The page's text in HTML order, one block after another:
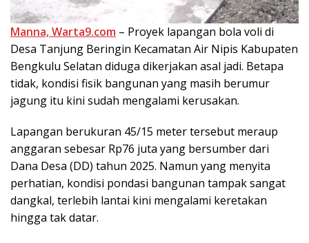
Manna, Warta9.com – Proyek lapangan bola voli di
Desa Tanjung Beringin Kecamatan Air Nipis Kabupaten
Bengkulu Selatan diduga dikerjakan asal jadi. Betapa
tidak, kondisi fisik bangunan yang masih berumur
jagung itu kini sudah mengalami kerusakan.
Lapangan berukuran 45/15 meter tersebut meraup
anggaran sebesar Rp76 juta yang bersumber dari
Dana Desa (DD) tahun 2025. Namun yang menyita
perhatian, kondisi pondasi bangunan tampak sangat
dangkal, terlebih lantai kini mengalami keretakan
hingga tak datar.